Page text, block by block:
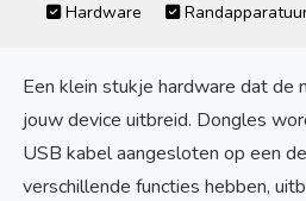
Hardware
Een klein stukje hardware dat de
jouw device uitbreid. Dongles
USB kabel aangesloten op een
verschillende functies hebben,